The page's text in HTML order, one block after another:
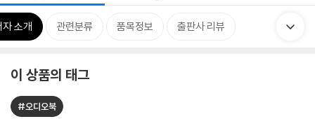
자 소개 관련분류 품목정보 출판사 리뷰
이 상품의 태그
#오디오북